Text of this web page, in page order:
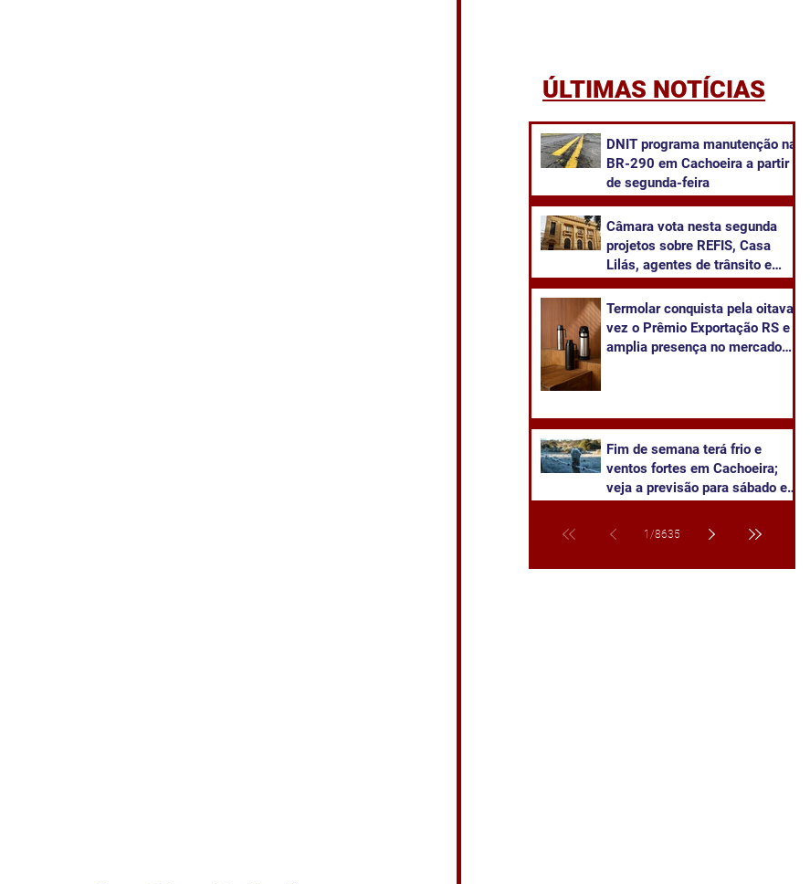
ÚLTIMAS NOTÍCIAS
DNIT programa manutenção na
BR-290 em Cachoeira a partir
de segunda-feira
Câmara vota nesta segunda
projetos sobre REFIS, Casa
Lilás, agentes de trânsito e
Termolar conquista pela oitava
vez o Prêmio Exportação RS e
amplia presença no mercado
Fim de semana terá frio e
ventos fortes em Cachoeira;
veja a previsão para sábado e
1 /8635